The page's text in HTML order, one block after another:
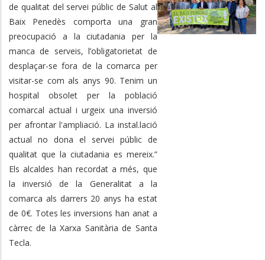
de qualitat del servei públic de Salut al
Baix Penedès comporta una gran
preocupació a la ciutadania per la
manca de serveis, l’obligatorietat de
desplaçar-se fora de la comarca per
visitar-se com als anys 90. Tenim un
hospital obsolet per la població
comarcal actual i urgeix una inversió
per afrontar l'ampliació. La instal.lació
actual no dona el servei públic de
qualitat que la ciutadania es mereix.”
Els alcaldes han recordat a més, que
la inversió de la Generalitat a la
comarca als darrers 20 anys ha estat
de 0€. Totes les inversions han anat a
càrrec de la Xarxa Sanitària de Santa
Tecla.